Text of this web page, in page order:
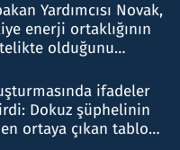
Yardımcısı Novak,
enerji ortaklığının
olduğunu
ifadeler
Dokuz şüphelinin
ortaya çıkan tablo